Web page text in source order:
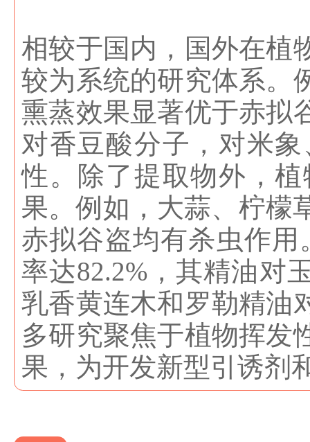
相较于国内，国外在植
较为系统的研究体系。
熏蒸效果显著优于赤拟
对香豆酸分子，对米
性。除了提取物外，
果。例如，大蒜、柠檬
赤拟谷盗均有杀虫作
率达82.2%，其精油对
乳香黄连木和罗勒精油
多研究聚焦于植物挥发
果，为开发新型引诱剂